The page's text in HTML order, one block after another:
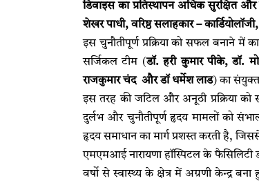
डिवाइस का प्रतिस्थापन अधिक सुरक्षित और
शेखर पाधी,वरिष्ठ सलाहकार–कार्डियोलॉजी
इस चुनौतीपूर्ण प्रक्रिया को सफल बनाने में
सर्जिकल टीम (डॉ.हरी कुमार पीके,डॉ.
राजकुमार चंद और डॉ धर्मेश लाड) का संयुक्त
इस तरह की जटिल और अनूठी प्रक्रिया
दुर्लभ और चुनौतीपूर्ण हृदय मामलों को
हृदय समाधान का मार्ग प्रशस्त करती है,
एमएमआई नारायणा हॉस्पिटल के फैसिलिटी
वर्षो से स्वास्थ्य के क्षेत्र में अग्रणी केन्द्र